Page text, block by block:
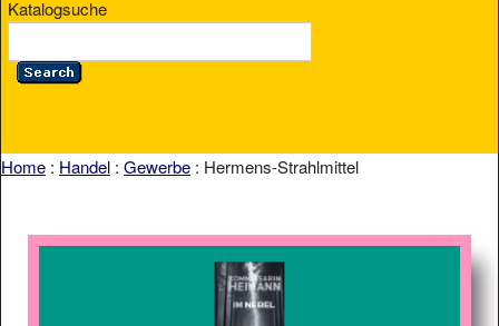
Katalogsuche
Home : Handel : Gewerbe : Hermens-Strahlmittel